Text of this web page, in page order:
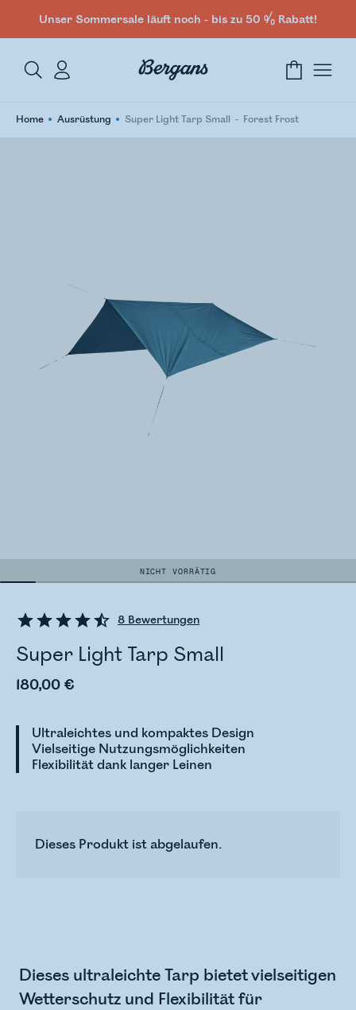
Unser Sommersale läuft noch - bis zu 50 % Rabatt!
Home Ausrüstung Super Light Tarp Small Forest Frost
NICHT VORRÄTIG
8 Bewertungen
Super Light Tarp Small
180,00 €
Ultraleichtes und kompaktes Design
Vielseitige Nutzungsmöglichkeiten
Flexibilität dank langer Leinen
Dieses Produkt ist abgelaufen.
Dieses ultraleichte Tarp bietet vielseitigen
Wetterschutz und Flexibilität für